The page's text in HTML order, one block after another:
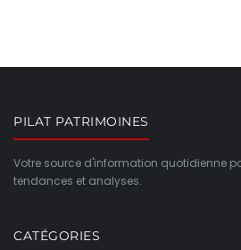
PILAT PATRIMOINES
Votre source d'information quotidienne
tendances et analyses.
CATÉGORIES